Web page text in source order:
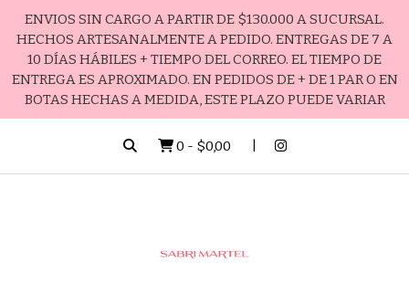
ENVIOS SIN CARGO A PARTIR DE $130.000 A SUCURSAL.
HECHOS ARTESANALMENTE A PEDIDO. ENTREGAS DE 7 A
10 DÍAS HÁBILES + TIEMPO DEL CORREO. EL TIEMPO DE
ENTREGA ES APROXIMADO. EN PEDIDOS DE + DE 1 PAR O EN
BOTAS HECHAS A MEDIDA, ESTE PLAZO PUEDE VARIAR
0 - $0,00